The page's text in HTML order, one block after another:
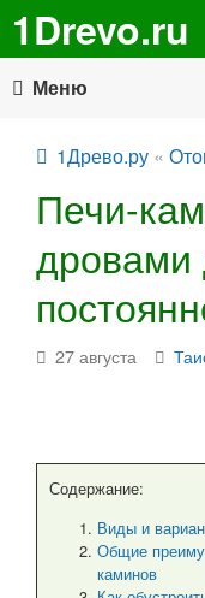
1Drevo.ru
Меню
1Древо.ру «
Печи-
27 августа
Содержание:
Виды и
Общие
каминов